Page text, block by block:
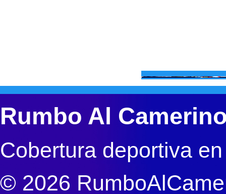
Rumbo Al
Cobertura deportiva
© 2026